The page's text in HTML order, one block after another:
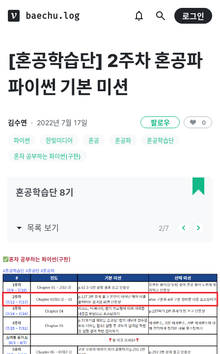
baechu.log 로그인
[혼공학습단] 2주차 혼공파
파이썬 기본 미션
김수연 · 2022년 7월 17일 팔로우 0
파이썬 한빛미디어 혼공 혼공파 혼공학습단
혼자 공부하는 파이썬(구판)
혼공학습단 8기
목록 보기 2/7